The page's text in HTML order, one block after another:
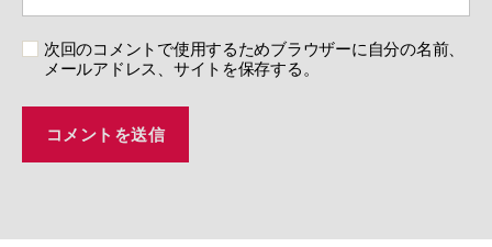
次回のコメントで使用するためブラウザーに自分の名前、
メールアドレス、サイトを保存する。